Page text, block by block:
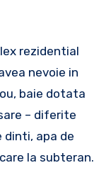
rezidential
nevoie in
baie dotata
– diferite
dinti, apa de
la subteran.